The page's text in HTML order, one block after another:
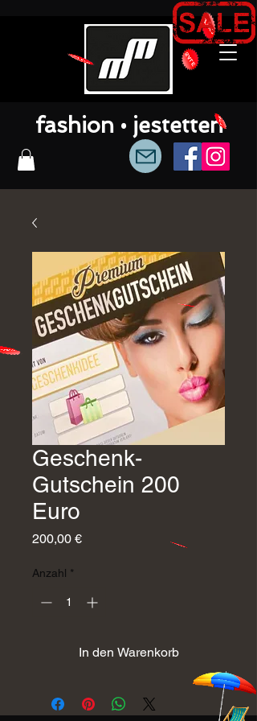
fashion • jestetten
Geschenk-
Gutschein 200
Euro
200,00 €Preis
Anzahl *
In den Warenkorb